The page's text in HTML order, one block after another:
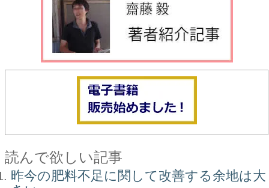
読んで欲しい記事
昨今の肥料不足に関して改善する余地は大